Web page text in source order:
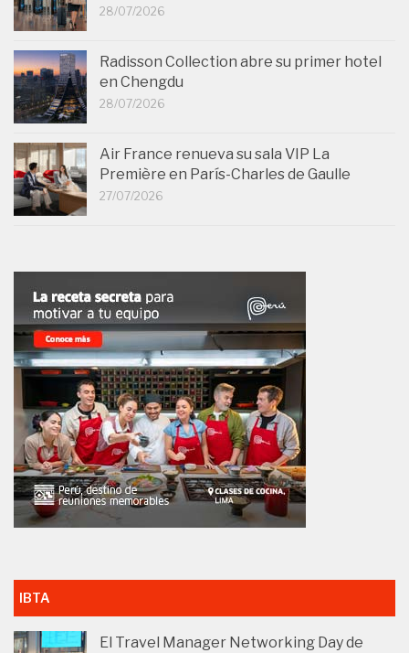
28/07/2026
Radisson Collection abre su primer hotel
en Chengdu
28/07/2026
Air France renueva su sala VIP La
Première en París-Charles de Gaulle
27/07/2026
IBTA
El Travel Manager Networking Day de